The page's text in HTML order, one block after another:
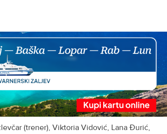
(trener), Viktoria Vidović, Lana Đurić,